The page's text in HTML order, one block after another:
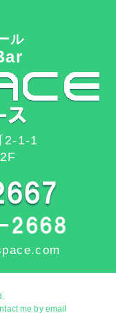
ル
2-1-1
me by email